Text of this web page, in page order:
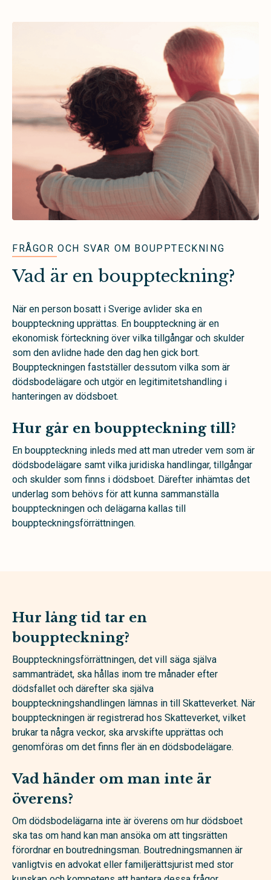
FRÅGOR OCH SVAR OM BOUPPTECKNING
Vad är en bouppteckning?
När en person bosatt i Sverige avlider ska en
bouppteckning upprättas. En bouppteckning är en
ekonomisk förteckning över vilka tillgångar och skulder
som den avlidne hade den dag hen gick bort.
Bouppteckningen fastställer dessutom vilka som är
dödsbodelägare och utgör en legitimitetshandling i
hanteringen av dödsboet.
Hur går en bouppteckning till?
En bouppteckning inleds med att man utreder vem som är
dödsbodelägare samt vilka juridiska handlingar, tillgångar
och skulder som finns i dödsboet. Därefter inhämtas det
underlag som behövs för att kunna sammanställa
bouppteckningen och delägarna kallas till
bouppteckningsförrättningen.
Hur lång tid tar en
bouppteckning?
Bouppteckningsförrättningen, det vill säga själva
sammanträdet, ska hållas inom tre månader efter
dödsfallet och därefter ska själva
bouppteckningshandlingen lämnas in till Skatteverket. När
bouppteckningen är registrerad hos Skatteverket, vilket
brukar ta några veckor, ska arvskifte upprättas och
genomföras om det finns fler än en dödsbodelägare.
Vad händer om man inte är
överens?
Om dödsbodelägarna inte är överens om hur dödsboet
ska tas om hand kan man ansöka om att tingsrätten
förordnar en boutredningsman. Boutredningsmannen är
vanligtvis en advokat eller familjerättsjurist med stor